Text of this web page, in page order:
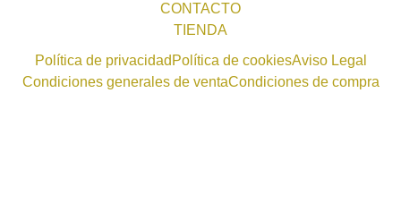
CONTACTO
TIENDA
Política de privacidad Política de cookiesAviso Legal
Condiciones generales de ventaCondiciones de compra